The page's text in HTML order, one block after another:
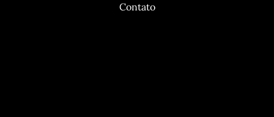
Contato